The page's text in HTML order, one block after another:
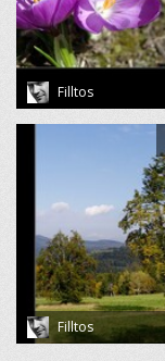
Filltos
Filltos